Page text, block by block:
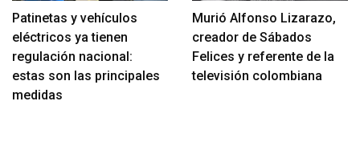
Patinetas y vehículos
eléctricos ya tienen
regulación nacional:
estas son las principales
medidas
Murió Alfonso Lizarazo,
creador de Sábados
Felices y referente de la
televisión colombiana